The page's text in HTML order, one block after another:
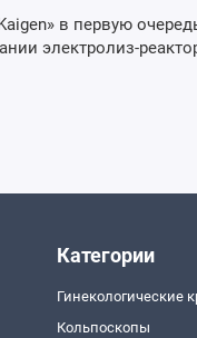
в первую
электролиз-
Категории
Гинекологические
Кольпоскопы